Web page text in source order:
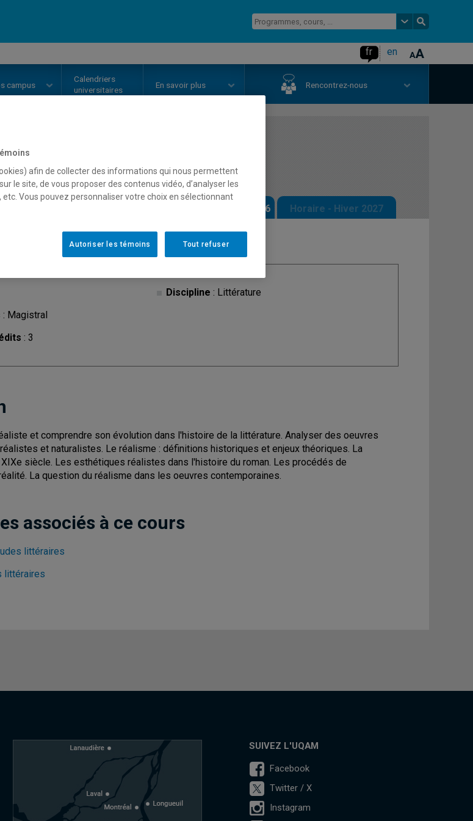
fr en
campus
Calendriers
universitaires
En savoir plus Rencontrez-nous
Horaire - Automne 2026 Horaire - Hiver 2027
: Magistral
: 3
Discipline : Littérature
et comprendre son évolution dans l'histoire de la littérature. Analyser des oeuvres
et naturalistes. Le réalisme : définitions historiques et enjeux théoriques. La
siècle. Les esthétiques réalistes dans l'histoire du roman. Les procédés de
La question du réalisme dans les oeuvres contemporaines.
associés à ce cours
littéraires
littéraires
SUIVEZ L'UQAM
Facebook
Twitter / X
Instagram
afin de collecter des informations qui nous permettent
le site, de vous proposer des contenus vidéo, d’analyser les
Vous pouvez personnaliser votre choix en sélectionnant
Tout refuser
Autoriser les témoins